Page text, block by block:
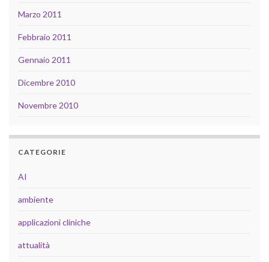
Marzo 2011
Febbraio 2011
Gennaio 2011
Dicembre 2010
Novembre 2010
CATEGORIE
AI
ambiente
applicazioni cliniche
attualità